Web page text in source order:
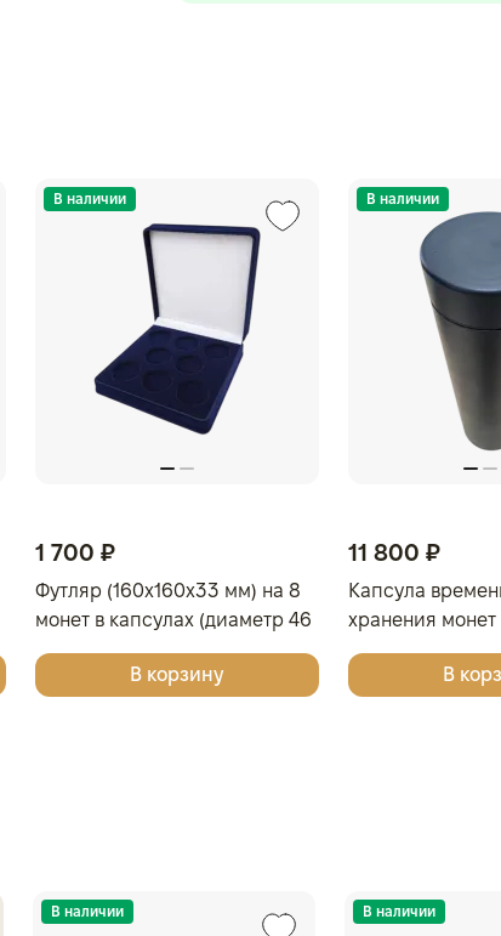
В наличии
1 700 ₽
Футляр (160x160x33 мм) на 8
монет в капсулах (диаметр 46
мм), светло-бордовый
В корзину
В наличии
11 800 ₽
Капсула
хранения монет
В
В наличии В наличии